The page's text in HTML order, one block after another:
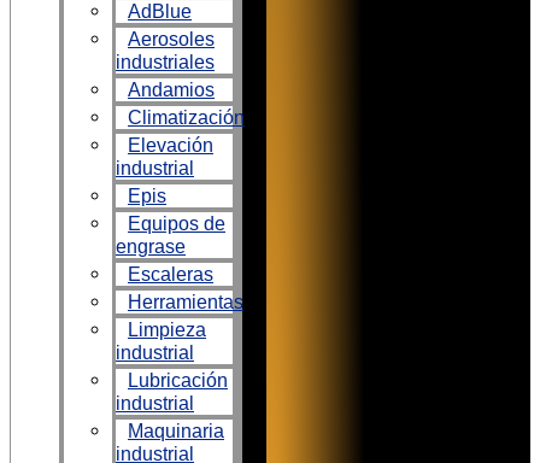
AdBlue
Aerosoles
industriales
Andamios
Climatización
Elevación
industrial
Epis
Equipos de
engrase
Escaleras
Herramientas
Limpieza
industrial
Lubricación
industrial
Maquinaria
industrial